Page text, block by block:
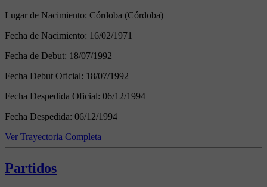
Lugar de Nacimiento: Córdoba (Córdoba)
Fecha de Nacimiento: 16/02/1971
Fecha de Debut: 18/07/1992
Fecha Debut Oficial: 18/07/1992
Fecha Despedida Oficial: 06/12/1994
Fecha Despedida: 06/12/1994
Ver Trayectoria Completa
Partidos